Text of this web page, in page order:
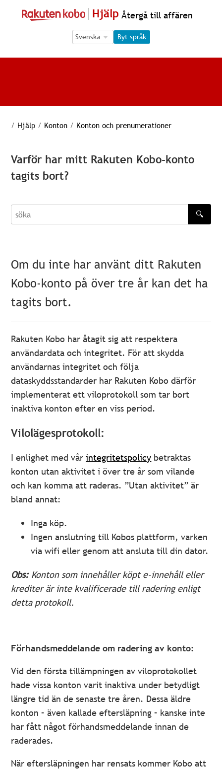
Hjälp Återgå till affären
Language Selection
Language Selection
Byt språk
/ Hjälp / Konton / Konton och prenumerationer
Varför har mitt Rakuten Kobo-konto
tagits bort?
söka
🔍
Om du inte har använt ditt Rakuten
Kobo-konto på över tre år kan det ha
tagits bort.
Rakuten Kobo har åtagit sig att respektera
användardata och integritet. För att skydda
användarnas integritet och följa
dataskyddsstandarder har Rakuten Kobo därför
implementerat ett viloprotokoll som tar bort
inaktiva konton efter en viss period.
Vilolägesprotokoll:
I enlighet med vårintegritetspolicy betraktas
konton utan aktivitet i över tre år som vilande
och kan komma att raderas. ”Utan aktivitet” är
bland annat:
Inga köp.
Ingen anslutning till Kobos plattform, varken
via wifi eller genom att ansluta till din dator.
Obs:Konton som innehåller köpt e-innehåll eller
krediter är inte kvalificerade till radering enligt
detta protokoll.
Förhandsmeddelande om radering av konto:
Vid den första tillämpningen av viloprotokollet
hade vissa konton varit inaktiva under betydligt
längre tid än de senaste tre åren. Dessa äldre
konton – även kallade eftersläpning – kanske inte
har fått något förhandsmeddelande innan de
raderades.
När eftersläpningen har rensats kommer Kobo att